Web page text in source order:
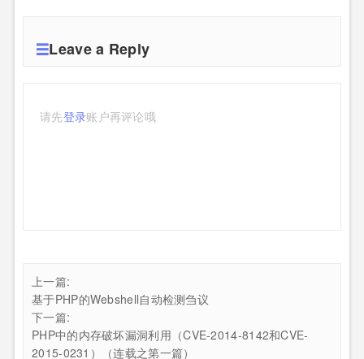
Leave a Reply
请先登录账户再评论哦
上一篇:
基于PHP的Webshell自动检测刍议
下一篇:
PHP中的内存破坏漏洞利用（CVE-2014-8142和CVE-
2015-0231）（连载之第一篇）